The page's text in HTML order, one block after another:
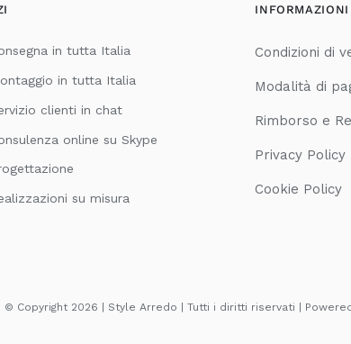
in tutta Italia
in tutta Italia
clienti in chat
online su Skype
su misura
INFORMAZIONI
Condizioni di
Modalità di
Rimborso e
Privacy Policy
Cookie Policy
© Copyright 2026 | Style Arredo | Tutti i diritti riservati |